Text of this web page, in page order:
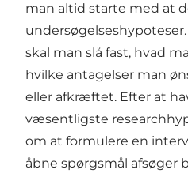
man altid starte med at
skal man slå fast, hvad
hvilke antagelser man
eller afkræftet. Efter at
væsentligste
om at formulere en
åbne spørgsmål afsøger